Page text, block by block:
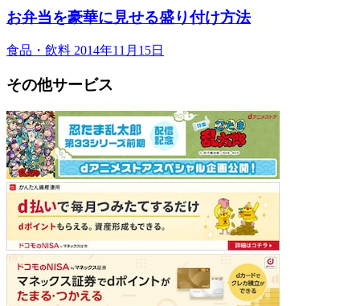
お弁当を豪華に見せる盛り付け方法
食品・飲料 2014年11月15日
その他サービス